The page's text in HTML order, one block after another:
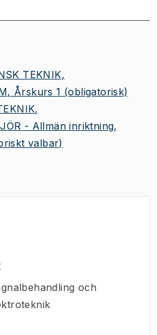
TEKNIK,
Årskurs 1 (obligatorisk)
- Allmän inriktning,
valbar)
och